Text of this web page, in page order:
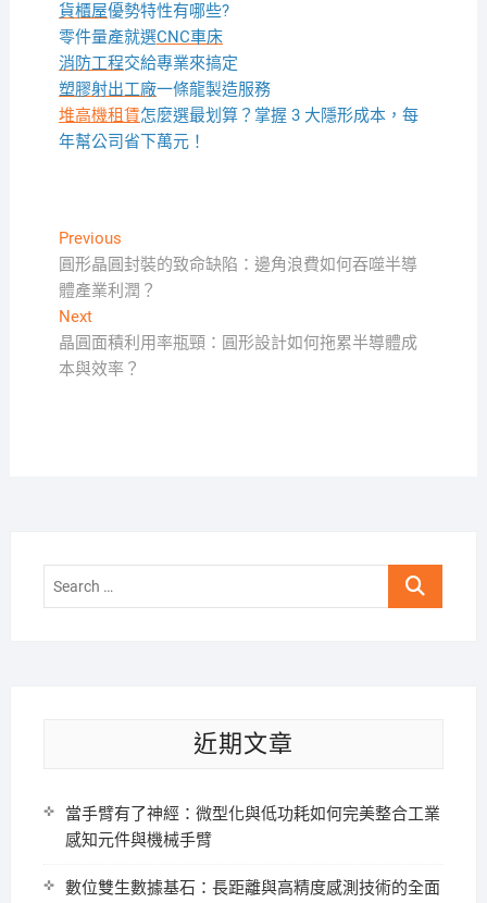
貨櫃屋優勢特性有哪些?
零件量產就選CNC車床
消防工程交給專業來搞定
塑膠射出工廠一條龍製造服務
堆高機租賃怎麼選最划算？掌握 3 大隱形成本，每
年幫公司省下萬元！
文
章
導
覽
PreviousPrevious
post:
圓形晶圓封裝的致命缺陷：邊角浪費如何吞噬半導
體產業利潤？
NextNext
post:
晶圓面積利用率瓶頸：圓形設計如何拖累半導體成
本與效率？
Search
近期文章
當手臂有了神經：微型化與低功耗如何完美整合工業
感知元件與機械手臂
數位雙生數據基石：長距離與高精度感測技術的全面